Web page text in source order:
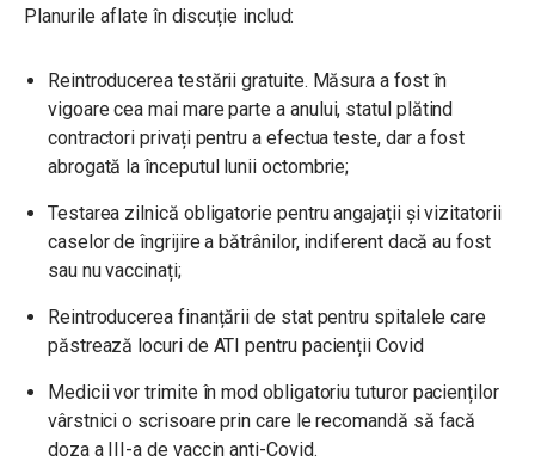
Planurile aflate în discuție includ:
Reintroducerea testării gratuite. Măsura a fost în
vigoare cea mai mare parte a anului, statul plătind
contractori privați pentru a efectua teste, dar a fost
abrogată la începutul lunii octombrie;
Testarea zilnică obligatorie pentru angajații și vizitatorii
caselor de îngrijire a bătrânilor, indiferent dacă au fost
sau nu vaccinați;
Reintroducerea finanțării de stat pentru spitalele care
păstrează locuri de ATI pentru pacienții Covid
Medicii vor trimite în mod obligatoriu tuturor pacienților
vârstnici o scrisoare prin care le recomandă să facă
doza a III-a de vaccin anti-Covid.